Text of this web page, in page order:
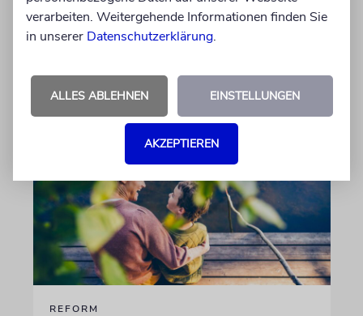
Stadt
09.08.2026
REFORM
verarbeiten. Weitergehende Informationen finden Sie
in unserer Datenschutzerklärung.
ALLES ABLEHNEN EINSTELLUNGEN
AKZEPTIEREN